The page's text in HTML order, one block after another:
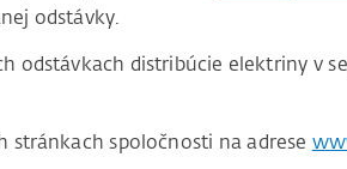
odstávky.
odstávkach distribúcie elektriny v
spoločnosti na adrese